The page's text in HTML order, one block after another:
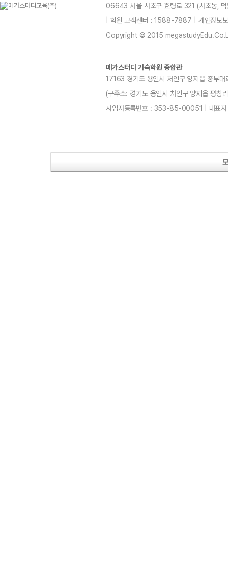
06643 서울 서초구 효령로 321 (서초동,
| 학원 고객센터 : 1588-7887 | 개인정보
Copyright © 2015
메가스터디 기숙학원 종합관
17163 경기도 용인시 처인구 양지읍 중부
(구주소: 경기도 용인시 처인구 양지읍
사업자등록번호 : 353-85-00051 | 대표자